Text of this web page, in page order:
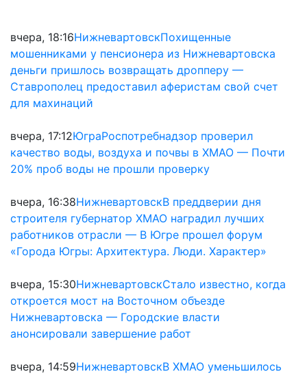
вчера, 18:16НижневартовскПохищенные
мошенниками у пенсионера из Нижневартовска
деньги пришлось возвращать дропперу —
Ставрополец предоставил аферистам свой счет
для махинаций
вчера, 17:12ЮграРоспотребнадзор проверил
качество воды, воздуха и почвы в ХМАО — Почти
20% проб воды не прошли проверку
вчера, 16:38НижневартовскВ преддверии дня
строителя губернатор ХМАО наградил лучших
работников отрасли — В Югре прошел форум
«Города Югры: Архитектура. Люди. Характер»
вчера, 15:30НижневартовскСтало известно, когда
откроется мост на Восточном объезде
Нижневартовска — Городские власти
анонсировали завершение работ
вчера, 14:59НижневартовскВ ХМАО уменьшилось